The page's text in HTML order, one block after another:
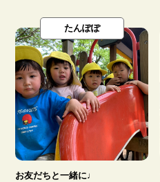
たんぽぽ
お友だちと一緒に♩